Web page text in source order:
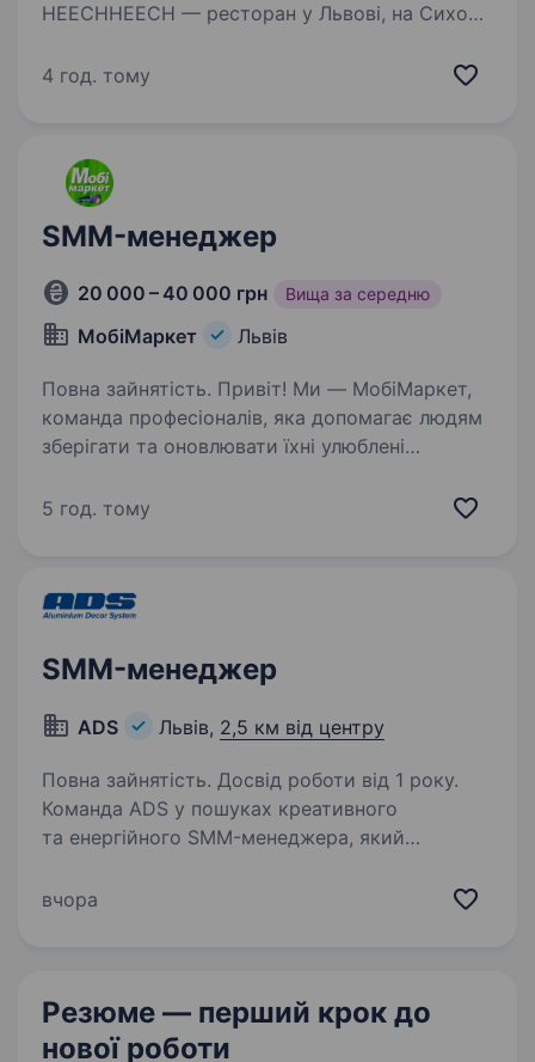
HEECHHEECH — ресторан у Львові, на Сихові.
команди та буде жити життям ресторану:
4 год. тому
SMM-менеджер
20 000 – 40 000 грн Вища за середню
МобіМаркет Львів
Повна зайнятість. Привіт! Ми — МобіМаркет,
команда професіоналів, яка допомагає людям
зберігати та оновлювати їхні улюблені
та аксесуари для мобільних телефонів,
5 год. тому
SMM-менеджер
ADS Львів, 2,5 км від центру
Повна зайнятість. Досвід роботи від 1 року.
Команда ADS у пошуках креативного
та енергійного SMM-менеджера, який
мережах та залучати нових клієнтів!
вчора
Резюме — перший крок до
нової роботи